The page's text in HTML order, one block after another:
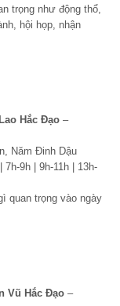
trọng như động thổ,
hội họp, nhận
Hắc Đạo –
Năm Đinh Dậu
9h | 9h-11h | 13h-
quan trọng vào ngày
Vũ Hắc Đạo –